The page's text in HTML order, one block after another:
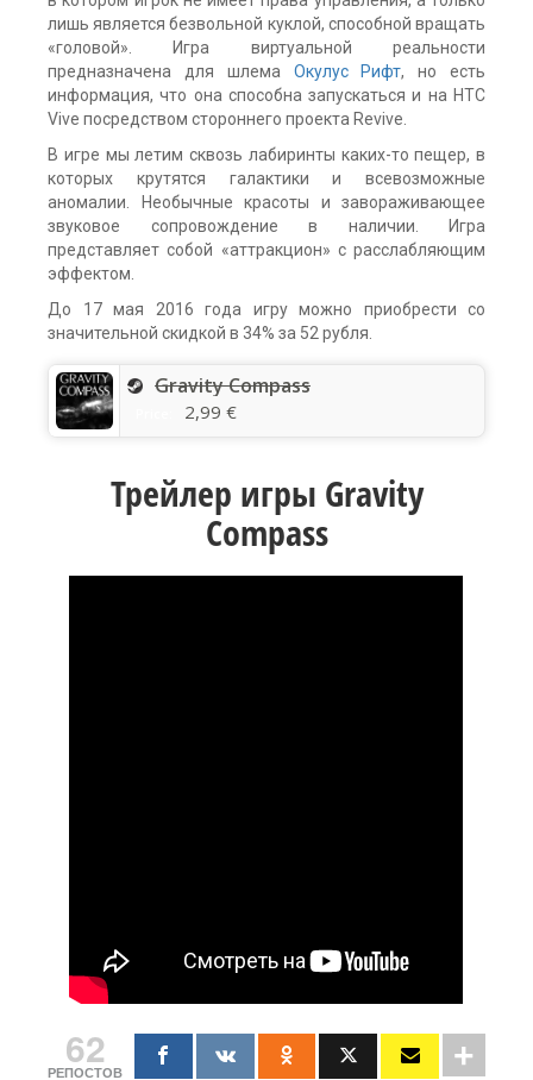
лишь является безвольной куклой, способной вращать
«головой». Игра виртуальной реальности
предназначена для шлема Окулус Рифт, но есть
информация, что она способна запускаться и на HTC
Vive посредством стороннего проекта Revive.
В игре мы летим сквозь лабиринты каких-то пещер, в
которых крутятся галактики и всевозможные
аномалии. Необычные красоты и завораживающее
звуковое сопровождение в наличии. Игра
представляет собой «аттракцион» с расслабляющим
эффектом.
До 17 мая 2016 года игру можно приобрести со
значительной скидкой в 34% за 52 рубля.
Gravity Compass
2,99 €
Трейлер игры Gravity
Compass
62
РЕПОСТОВ